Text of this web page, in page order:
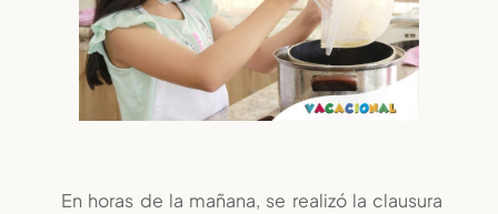
En horas de la mañana, se realizó la clausura